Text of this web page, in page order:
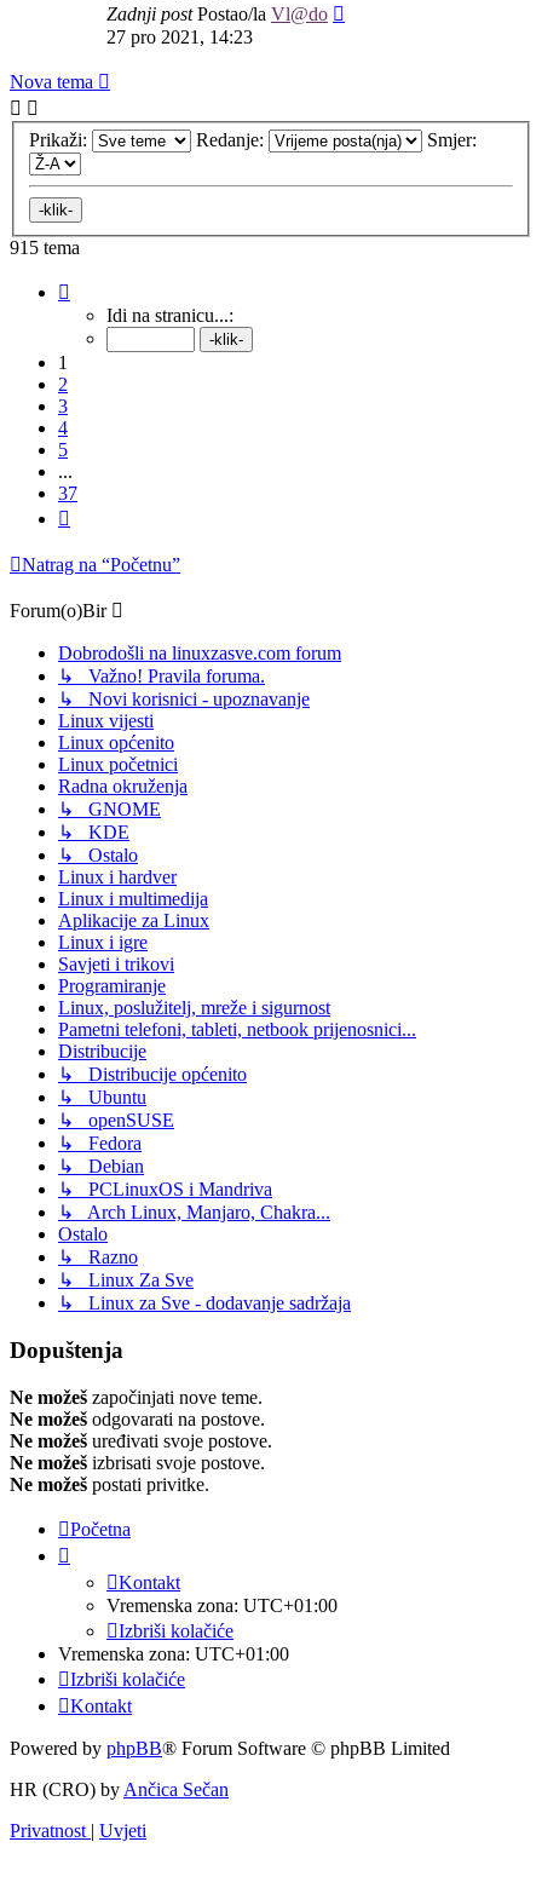
Zadnji postPostao/la Vl@do
27 pro 2021, 14:23
Nova tema
Prikaži: Redanje: Smjer:
915 tema
37 .Idi na stranicu...:
1
2
3
4
5
...
37
Natrag na “Početnu”
Forum(o)Bir
Dobrodošli na linuxzasve.com forum
↳ Važno! Pravila foruma.
↳ Novi korisnici - upoznavanje
Linux vijesti
Linux općenito
Linux početnici
Radna okruženja
↳ GNOME
↳ KDE
↳ Ostalo
Linux i hardver
Linux i multimedija
Aplikacije za Linux
Linux i igre
Savjeti i trikovi
Programiranje
Linux, poslužitelj, mreže i sigurnost
Pametni telefoni, tableti, netbook prijenosnici...
Distribucije
↳ Distribucije općenito
↳ Ubuntu
↳ openSUSE
↳ Fedora
↳ Debian
↳ PCLinuxOS i Mandriva
↳ Arch Linux, Manjaro, Chakra...
Ostalo
↳ Razno
↳ Linux Za Sve
↳ Linux za Sve - dodavanje sadržaja
Dopuštenja
Ne možeš započinjati nove teme.
Ne možeš odgovarati na postove.
Ne možeš uređivati svoje postove.
Ne možeš izbrisati svoje postove.
Ne možeš postati privitke.
Početna
Kontakt
Vremenska zona: UTC+01:00
Izbriši kolačiće
Vremenska zona: UTC+01:00
Izbriši kolačiće
Kontakt
Powered by phpBB® Forum Software © phpBB Limited
HR (CRO) by Ančica Sečan
Privatnost | Uvjeti